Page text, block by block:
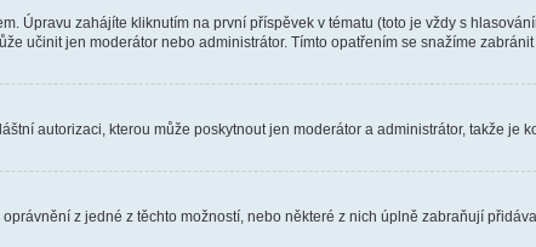
Úpravu zahájíte kliknutím na první příspěvek v tématu (toto je vždy s
učinit jen moderátor nebo administrátor. Tímto opatřením se snažíme
autorizaci, kterou může poskytnout jen moderátor a administrátor, takže je
z jedné z těchto možností, nebo některé z nich úplně zabraňují